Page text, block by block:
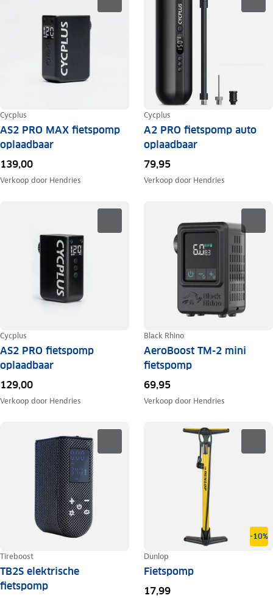
Cycplus
AS2 PRO MAX fietspomp
oplaadbaar
139,00
Verkoop door Hendries
Cycplus
A2 PRO fietspomp auto
oplaadbaar
79,95
Verkoop door Hendries
Cycplus
AS2 PRO fietspomp
oplaadbaar
129,00
Verkoop door Hendries
Black Rhino
AeroBoost TM-2 mini
fietspomp
69,95
Verkoop door Hendries
Tireboost
TB2S elektrische
fietspomp
-10%
Dunlop
Fietspomp
17,99